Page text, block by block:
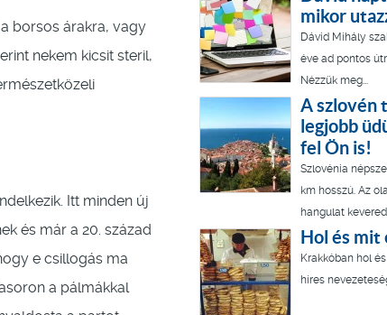
borsos árakra, vagy
nekem kicsit steril,
Itt minden új
és már a 20. század
e csillogás ma
a pálmákkal
mikor
Dávid Mihály
éve ad pontos
Nézzük meg...
A szlovén
legjobb
fel Ön is!
Szlovénia
km hosszú. Az
hangulat
Hol és mit
Krakkóban hol
híres